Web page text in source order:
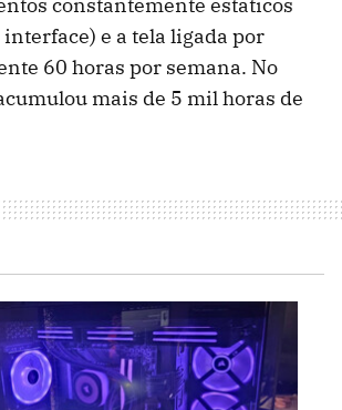
constantemente estáticos
e a tela ligada por
60 horas por semana. No
mais de 5 mil horas de